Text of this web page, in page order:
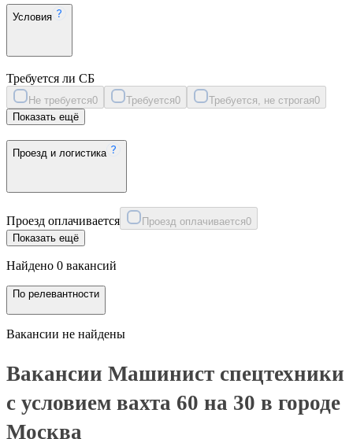
Условия
Требуется ли СБ
Не требуется0 Требуется0 Требуется, не строгая0
Показать ещё
Проезд и логистика
Проезд оплачивается Проезд оплачивается0
Показать ещё
Найдено 0 вакансий
По релевантности
Вакансии не найдены
Вакансии Машинист спецтехники
с условием вахта 60 на 30 в городе
Москва